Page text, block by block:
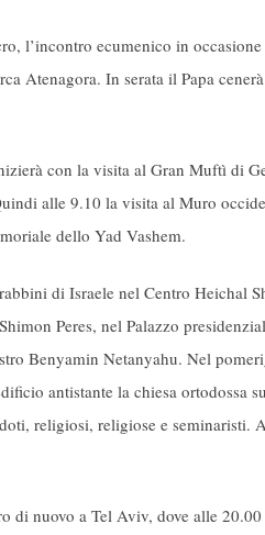
l’incontro ecumenico in
Atenagora. In serata il Papa
con la visita al Gran Muftì di
alle 9.10 la visita al Muro
dello Yad Vashem.
di Israele nel Centro Heichal
Peres, nel Palazzo
Benyamin Netanyahu. Nel
antistante la chiesa
religiosi, religiose e seminaristi.
di nuovo a Tel Aviv, dove alle